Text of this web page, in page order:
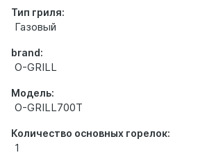
Тип гриля:
Газовый
brand:
O-GRILL
Модель:
O-GRILL700T
Количество основных горелок:
1